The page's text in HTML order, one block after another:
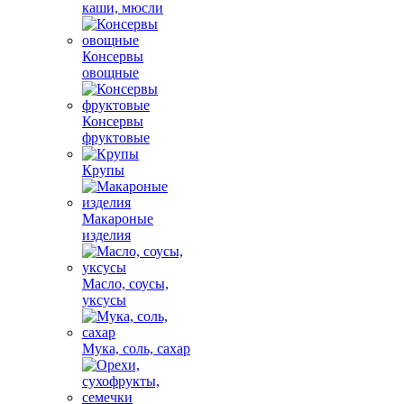
каши, мюсли
Консервы
овощные
Консервы
фруктовые
Крупы
Макароные
изделия
Масло, соусы,
уксусы
Мука, соль, сахар